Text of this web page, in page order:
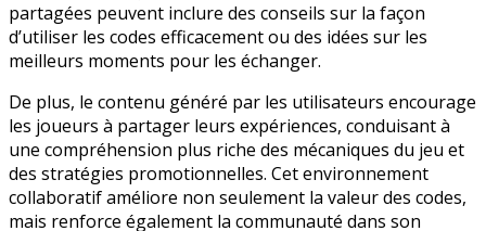
partagées peuvent inclure des conseils sur la façon
d’utiliser les codes efficacement ou des idées sur les
meilleurs moments pour les échanger.
De plus, le contenu généré par les utilisateurs encourage
les joueurs à partager leurs expériences, conduisant à
une compréhension plus riche des mécaniques du jeu et
des stratégies promotionnelles. Cet environnement
collaboratif améliore non seulement la valeur des codes,
mais renforce également la communauté dans son